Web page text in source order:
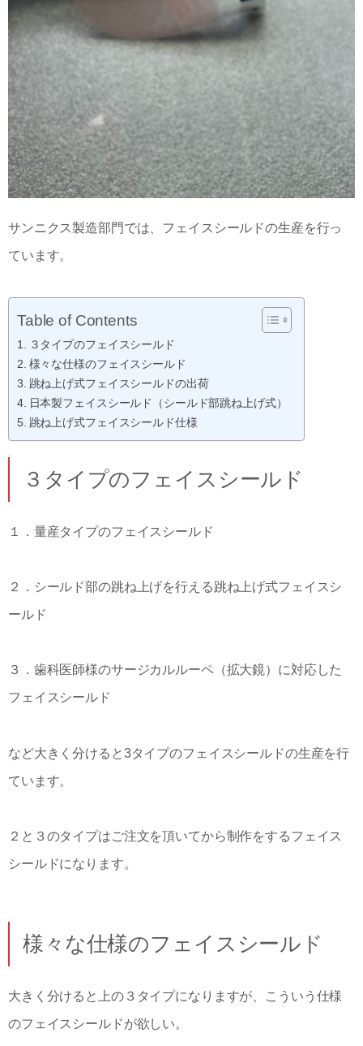
サンニクス製造部門では、フェイスシールドの生産を行っ
ています。
Table of Contents
３タイプのフェイスシールド
様々な仕様のフェイスシールド
跳ね上げ式フェイスシールドの出荷
日本製フェイスシールド（シールド部跳ね上げ式）
跳ね上げ式フェイスシールド仕様
３タイプのフェイスシールド
１．量産タイプのフェイスシールド
２．シールド部の跳ね上げを行える跳ね上げ式フェイスシ
ールド
３．歯科医師様のサージカルルーペ（拡大鏡）に対応した
フェイスシールド
など大きく分けると3タイプのフェイスシールドの生産を行
ています。
２と３のタイプはご注文を頂いてから制作をするフェイス
シールドになります。
様々な仕様のフェイスシールド
大きく分けると上の３タイプになりますが、こういう仕様
のフェイスシールドが欲しい。